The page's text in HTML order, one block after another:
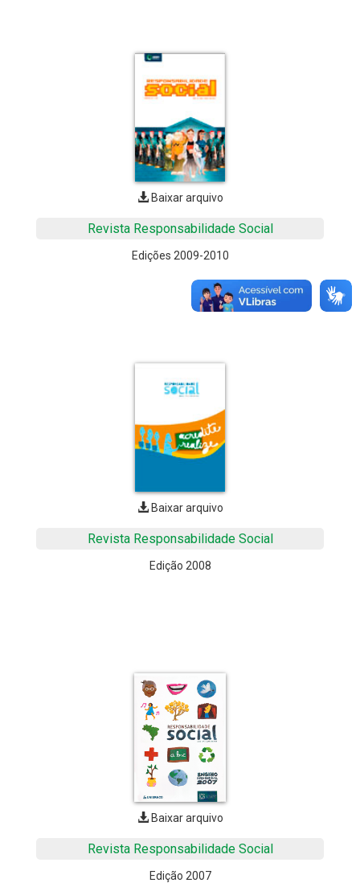
Baixar arquivo
Revista Responsabilidade Social
Edições 2009-2010
Baixar arquivo
Revista Responsabilidade Social
Edição 2008
Baixar arquivo
Revista Responsabilidade Social
Edição 2007